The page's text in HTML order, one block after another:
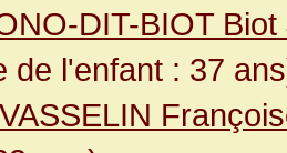
DIT-BIOT
de l'enfant : 37
VASSELIN